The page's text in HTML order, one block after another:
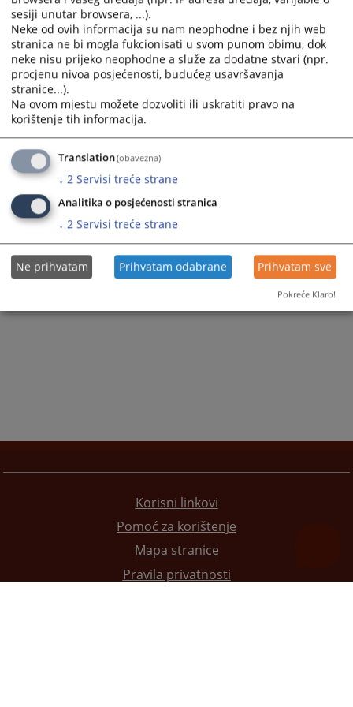
Korisni linkovi
Pomoć za korištenje
Mapa stranice
Pravila privatnosti
sesiji unutar browsera, ...).
Neke od ovih informacija su nam neophodne i bez njih web
stranica ne bi mogla fukcionisati u svom punom obimu, dok
neke nisu prijeko neophodne a služe za dodatne stvari (npr.
procjenu nivoa posjećenosti, budućeg usavršavanja
stranice...).
Na ovom mjestu možete dozvoliti ili uskratiti pravo na
korištenje tih informacija.
Translation(obavezna)
↓ 2 Servisi treće strane
Analitika o posjećenosti stranica
↓ 2 Servisi treće strane
Ne prihvatam Prihvatam odabrane Prihvatam sve
Pokreće Klaro!